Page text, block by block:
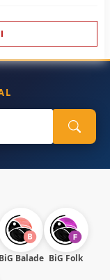
BiG Balade BiG Folk